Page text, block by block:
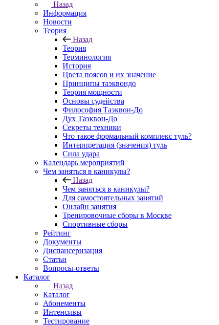
Назад
Информация
Новости
Теория
Назад
Теория
Терминология
История
Цвета поясов и их значение
Принципы таэквондо
Теория мощности
Основы судейства
Философия Таэквон-До
Дух Таэквон-До
Секреты техники
Что такое формальный комплекс туль?
Интерпретация (значения) туль
Сила удара
Календарь мероприятий
Чем заняться в каникулы?
Назад
Чем заняться в каникулы?
Для самостоятельных занятий
Онлайн занятия
Тренировочные сборы в Москве
Спортивные сборы
Рейтинг
Документы
Диспансеризация
Статьи
Вопросы-ответы
Каталог
Назад
Каталог
Абонементы
Интенсивы
Тестирование